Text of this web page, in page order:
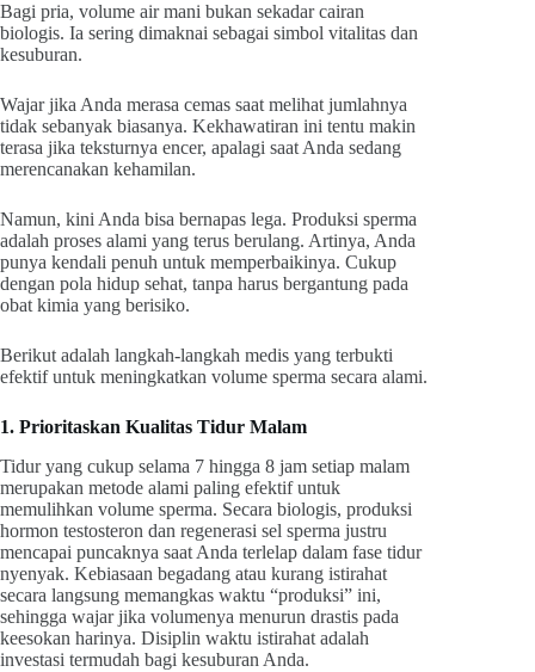
Bagi pria, volume air mani bukan sekadar cairan
biologis. Ia sering dimaknai sebagai simbol vitalitas dan
kesuburan.
Wajar jika Anda merasa cemas saat melihat jumlahnya
tidak sebanyak biasanya. Kekhawatiran ini tentu makin
terasa jika teksturnya encer, apalagi saat Anda sedang
merencanakan kehamilan.
Namun, kini Anda bisa bernapas lega. Produksi sperma
adalah proses alami yang terus berulang. Artinya, Anda
punya kendali penuh untuk memperbaikinya. Cukup
dengan pola hidup sehat, tanpa harus bergantung pada
obat kimia yang berisiko.
Berikut adalah langkah-langkah medis yang terbukti
efektif untuk meningkatkan volume sperma secara alami.
1. Prioritaskan Kualitas Tidur Malam
Tidur yang cukup selama 7 hingga 8 jam setiap malam
merupakan metode alami paling efektif untuk
memulihkan volume sperma. Secara biologis, produksi
hormon testosteron dan regenerasi sel sperma justru
mencapai puncaknya saat Anda terlelap dalam fase tidur
nyenyak. Kebiasaan begadang atau kurang istirahat
secara langsung memangkas waktu “produksi” ini,
sehingga wajar jika volumenya menurun drastis pada
keesokan harinya. Disiplin waktu istirahat adalah
investasi termudah bagi kesuburan Anda.